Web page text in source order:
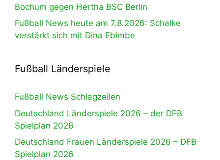
Bochum gegen Hertha BSC Berlin
Fußball News heute am 7.8.2026: Schalke
verstärkt sich mit Dina Ebimbe
Fußball Länderspiele
Fußball News Schlagzeilen
Deutschland Länderspiele 2026 – der DFB
Spielplan 2026
Deutschland Frauen Länderspiele 2026 – DFB
Spielplan 2026